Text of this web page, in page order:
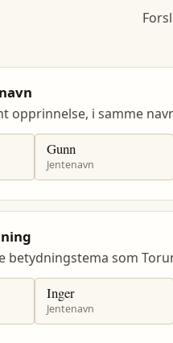
opprinnelse, i samme
Gunn
Jentenavn
betydningstema som
Inger
Jentenavn